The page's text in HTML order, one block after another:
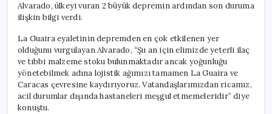
Alvarado, ülkeyi vuran 2 büyük depremin ardından son duruma
ilişkin bilgi verdi.
La Guaira eyaletinin depremden en çok etkilenen yer
olduğunu vurgulayan Alvarado, “Şu an için elimizde yeterli ilaç
ve tıbbi malzeme stoku bulunmaktadır ancak yoğunluğu
yönetebilmek adına lojistik ağımızı tamamen La Guaira ve
Caracas çevresine kaydırıyoruz. Vatandaşlarımızdan ricamız,
acil durumlar dışında hastaneleri meşgul etmemeleridir” diye
konuştu.